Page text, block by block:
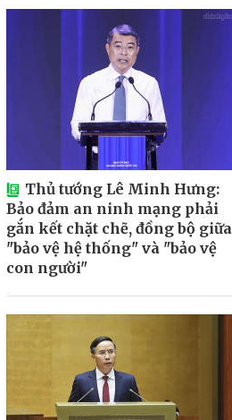
Thủ tướng Lê Minh Hưng:
Bảo đảm an ninh mạng phải
gắn kết chặt chẽ, đồng bộ giữa
"bảo vệ hệ thống" và "bảo vệ
con người"